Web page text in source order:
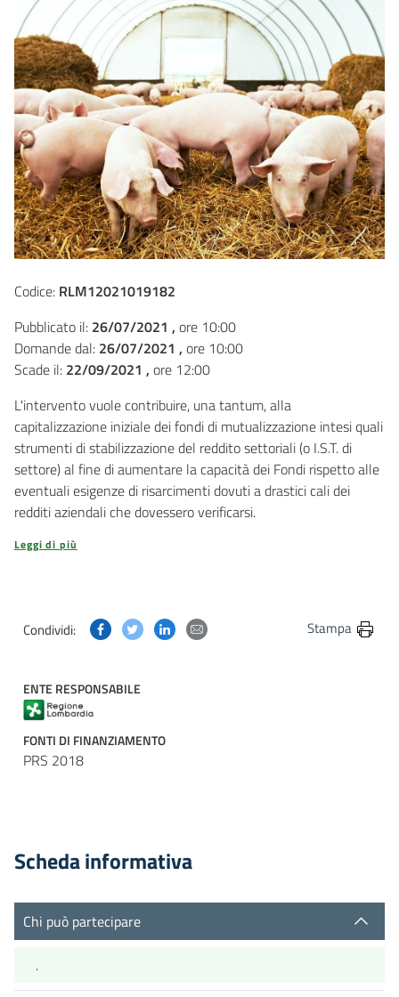
Codice: RLM12021019182
Pubblicato il: 26/07/2021 , ore 10:00
Domande dal: 26/07/2021 , ore 10:00
Scade il: 22/09/2021 , ore 12:00
L'intervento vuole contribuire, una tantum, alla
capitalizzazione iniziale dei fondi di mutualizzazione intesi quali
strumenti di stabilizzazione del reddito settoriali (o I.S.T. di
settore) al fine di aumentare la capacità dei Fondi rispetto alle
eventuali esigenze di risarcimenti dovuti a drastici cali dei
redditi aziendali che dovessero verificarsi.
Leggi di più
Condividi: Condividi questa pagina su Facebook
Condividi questa pagina su Twitter
Condividi questa pagina su Linkedin
Condividi questa pagina via
Stampa
ENTE RESPONSABILE
FONTI DI FINANZIAMENTO
PRS 2018
Scheda informativa
Chi può partecipare
.